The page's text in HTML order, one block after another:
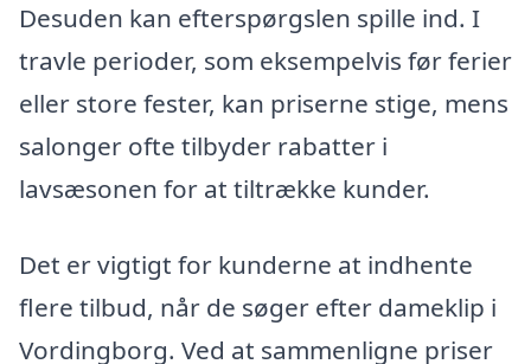
Desuden kan efterspørgslen spille ind. I
travle perioder, som eksempelvis før ferier
eller store fester, kan priserne stige, mens
salonger ofte tilbyder rabatter i
lavsæsonen for at tiltrække kunder.
Det er vigtigt for kunderne at indhente
flere tilbud, når de søger efter dameklip i
Vordingborg. Ved at sammenligne priser